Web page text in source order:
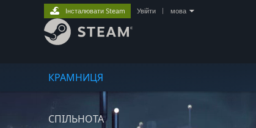
КРАМНИЦЯ
СПІЛЬНОТА
Інсталювати Steam Увійти мова